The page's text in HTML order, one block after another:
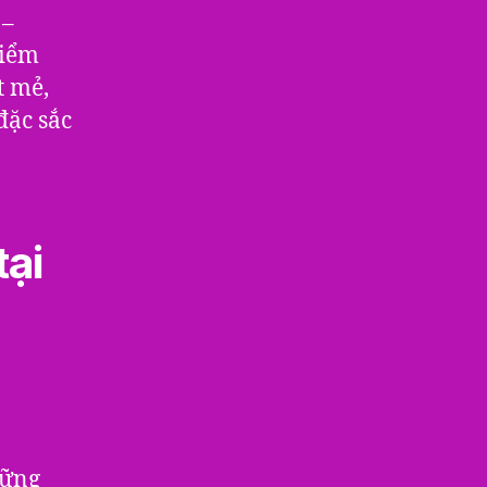
mẻ,
sắc